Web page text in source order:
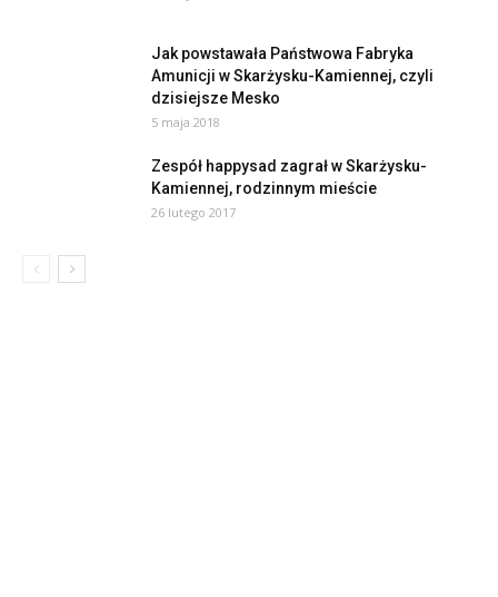
Jak powstawała Państwowa Fabryka
Amunicji w Skarżysku-Kamiennej, czyli
dzisiejsze Mesko
5 maja 2018
Zespół happysad zagrał w Skarżysku-
Kamiennej, rodzinnym mieście
26 lutego 2017